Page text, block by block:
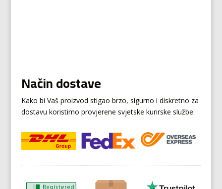
Način dostave
Kako bi Vaš proizvod stigao brzo, sigurno i diskretno za
dostavu koristimo provjerene svjetske kurirske službe.